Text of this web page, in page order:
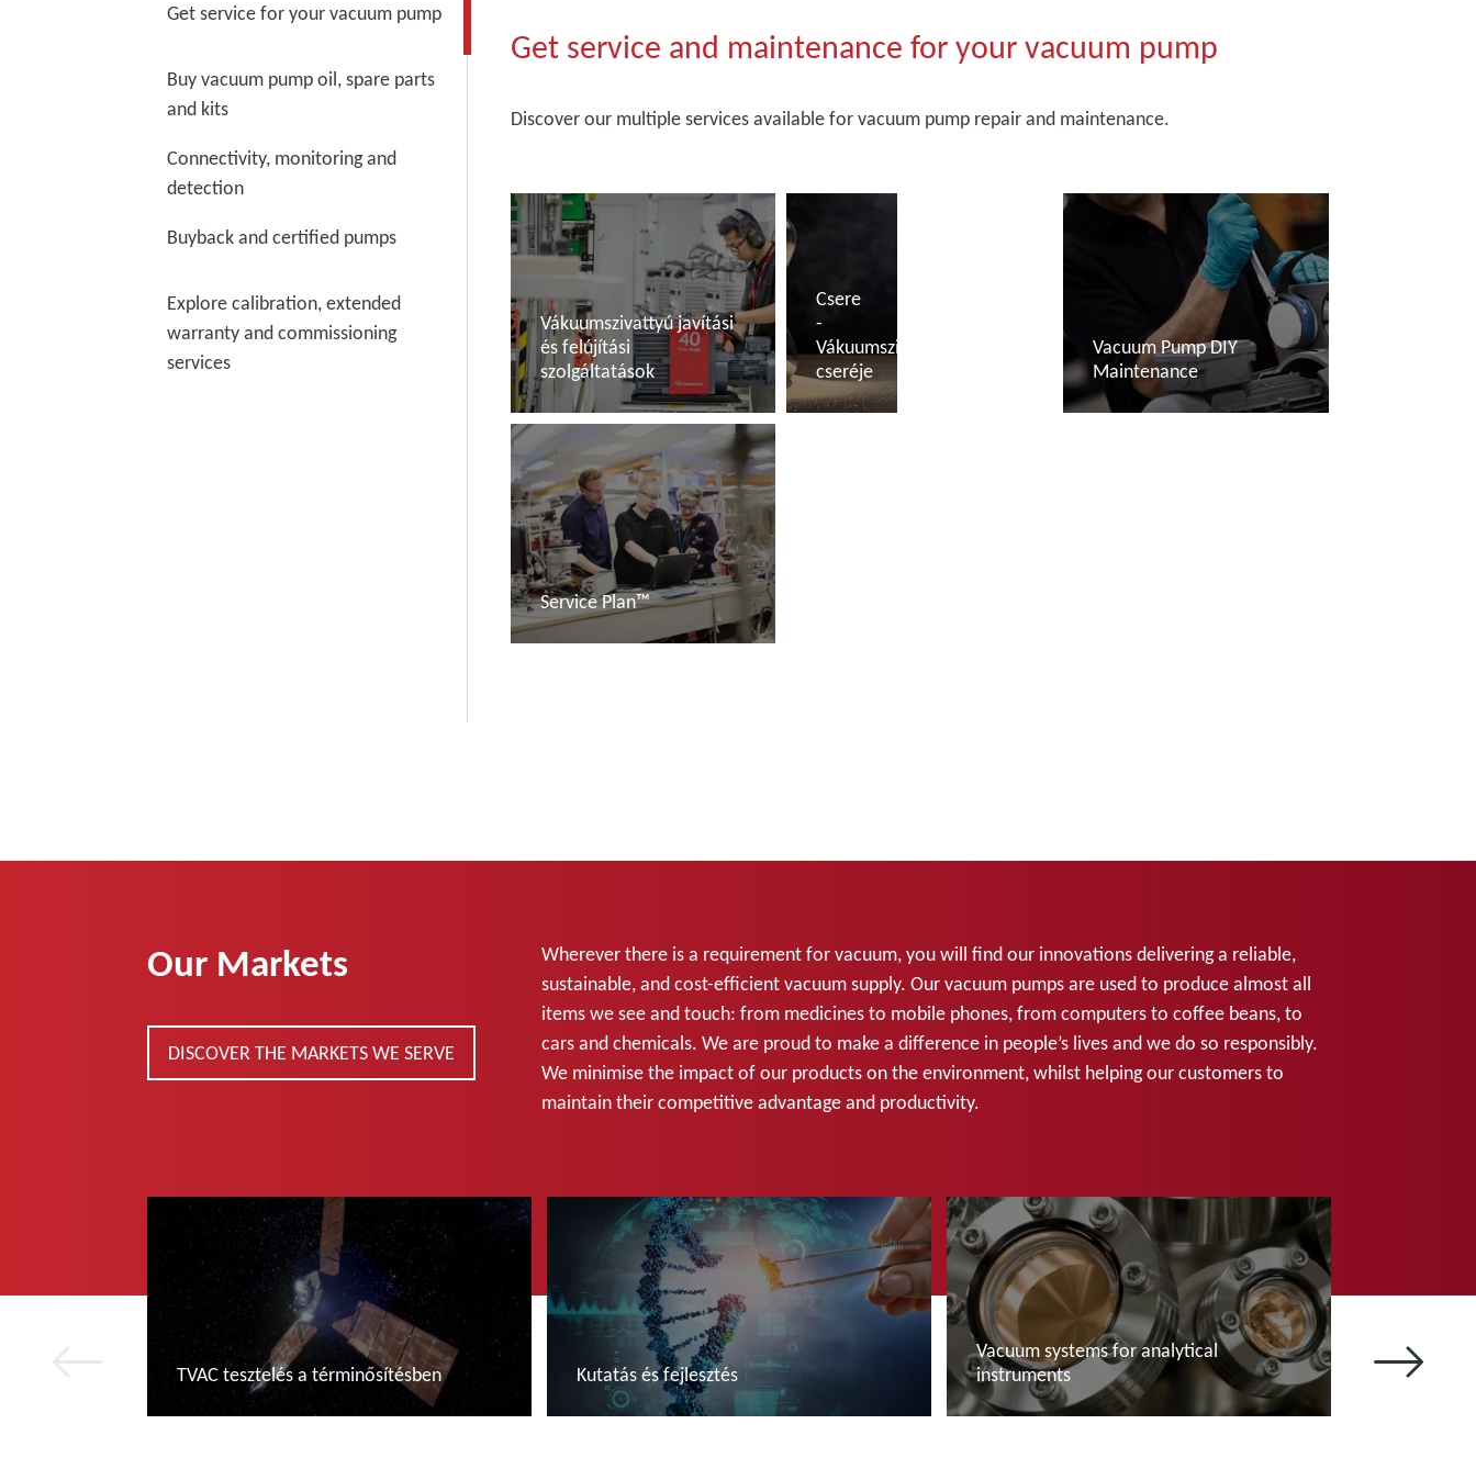
Get service for your vacuum pump
Buy vacuum pump oil, spare parts
and kits
Connectivity, monitoring and
detection
Buyback and certified pumps
Explore calibration, extended
warranty and commissioning
services
Get service and maintenance for your vacuum pump
Discover our multiple services available for vacuum pump repair and maintenance.
Vákuumszivattyú javítási
és felújítási
szolgáltatások
További tudnivalók
Csere
-
Vákuumszivattyú
cseréje
Vacuum Pump DIY
Maintenance
Service Plan™
Our Markets
DISCOVER THE MARKETS WE SERVE
Wherever there is a requirement for vacuum, you will find our innovations delivering a reliable,
sustainable, and cost-efficient vacuum supply. Our vacuum pumps are used to produce almost all
items we see and touch: from medicines to mobile phones, from computers to coffee beans, to
cars and chemicals. We are proud to make a difference in people’s lives and we do so responsibly.
We minimise the impact of our products on the environment, whilst helping our customers to
maintain their competitive advantage and productivity.
TVAC tesztelés a términősítésben Kutatás és fejlesztés
Vacuum systems for analytical
instruments
Vegyi